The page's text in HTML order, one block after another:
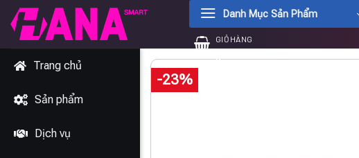
Chuyển
đến
dung
Danh Mục Sản Phẩm
GIỎ HÀNG
0₫
Trang chủ
Sản phẩm
Dịch vụ
-23%